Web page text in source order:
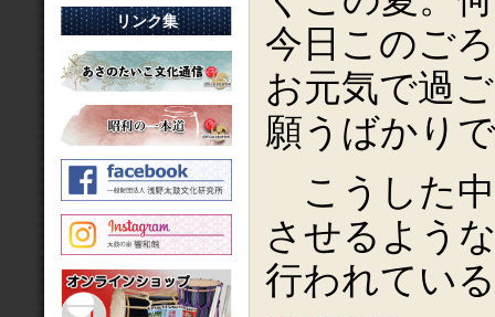
リンク集
今日このご
お元気で過
願うばかり
こうした
させるよう
行われてい